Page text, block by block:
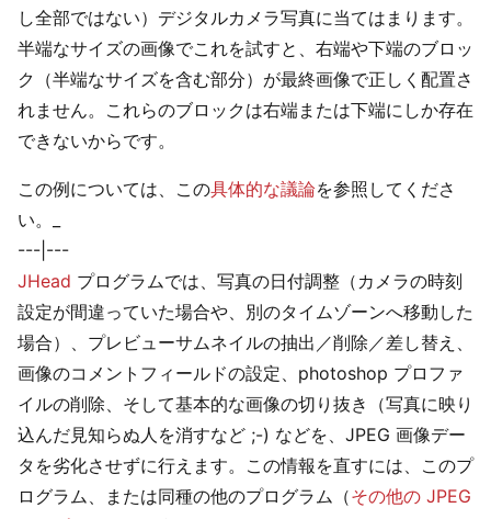
し全部ではない）デジタルカメラ写真に当てはまります。
半端なサイズの画像でこれを試すと、右端や下端のブロッ
ク（半端なサイズを含む部分）が最終画像で正しく配置さ
れません。これらのブロックは右端または下端にしか存在
できないからです。
この例については、この具体的な議論を参照してくださ
い。_
---|---
JHead プログラムでは、写真の日付調整（カメラの時刻
設定が間違っていた場合や、別のタイムゾーンへ移動した
場合）、プレビューサムネイルの抽出／削除／差し替え、
画像のコメントフィールドの設定、photoshop プロファ
イルの削除、そして基本的な画像の切り抜き（写真に映り
込んだ見知らぬ人を消すなど ;-) などを、JPEG 画像デー
タを劣化させずに行えます。この情報を直すには、このプ
ログラム、または同種の他のプログラム（その他の JPEG